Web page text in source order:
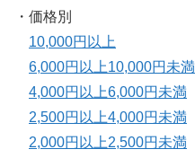
・価格別
10,000円以上
6,000円以上10,000円未満
4,000円以上6,000円未満
2,500円以上4,000円未満
2,000円以上2,500円未満